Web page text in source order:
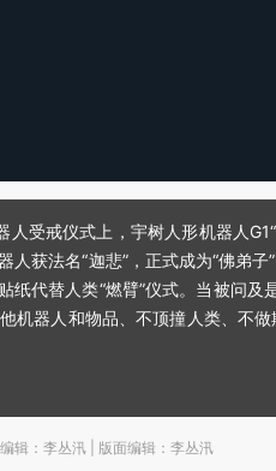
受戒仪式上，宇树人形机器人
获法名“迦悲”，正式成为“佛弟
代替人类“燃臂”仪式。当被问及
机器人和物品、不顶撞人类、不
辑：李丛汛 | 版面编辑：李丛汛